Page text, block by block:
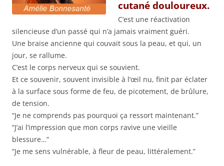
cutané douloureux.
C’est une réactivation
silencieuse d’un passé qui n’a jamais vraiment guéri.
Une braise ancienne qui couvait sous la peau, et qui, un
jour, se rallume.
C’est le corps nerveux qui se souvient.
Et ce souvenir, souvent invisible à l’œil nu, finit par éclater
à la surface sous forme de feu, de picotement, de brûlure,
de tension.
“Je ne comprends pas pourquoi ça ressort maintenant.”
“J’ai l’impression que mon corps ravive une vieille
blessure…”
“Je me sens vulnérable, à fleur de peau, littéralement.”